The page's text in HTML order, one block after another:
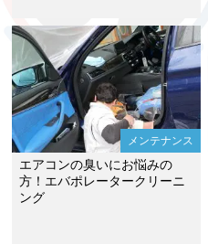
メンテナンス
エアコンの臭いにお悩みの
方！エバポレータークリーニ
ング